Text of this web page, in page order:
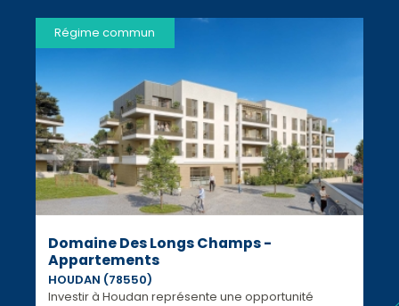
Régime commun
Domaine Des Longs Champs -
Appartements
HOUDAN (78550)
Investir à Houdan représente une opportunité